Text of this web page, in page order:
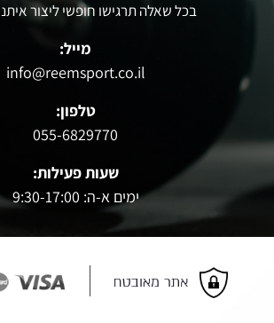
בכל שאלה תרגישו חופשי ליצור
מייל:
info@reemsport.co.il
טלפון:
055-6829770
שעות פעילות:
ימים א-ה: 9:30-17:00